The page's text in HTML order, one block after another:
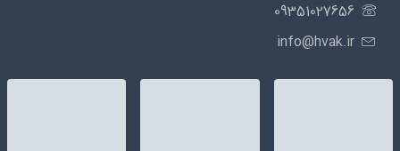
09351027656
info@hvak.ir